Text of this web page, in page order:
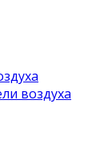
воздуха